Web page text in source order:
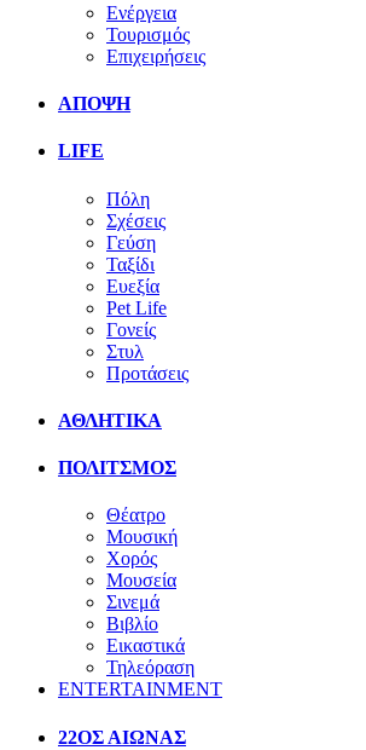
Ενέργεια
Τουρισμός
Επιχειρήσεις
ΑΠΟΨΗ
LIFE
Πόλη
Σχέσεις
Γεύση
Ταξίδι
Ευεξία
Pet Life
Γονείς
Στυλ
Προτάσεις
ΑΘΛΗΤΙΚΑ
ΠΟΛΙΤΣΜΟΣ
Θέατρο
Μουσική
Χορός
Μουσεία
Σινεμά
Βιβλίο
Εικαστικά
Τηλεόραση
ENTERTAINMENT
22ΟΣ ΑΙΩΝΑΣ